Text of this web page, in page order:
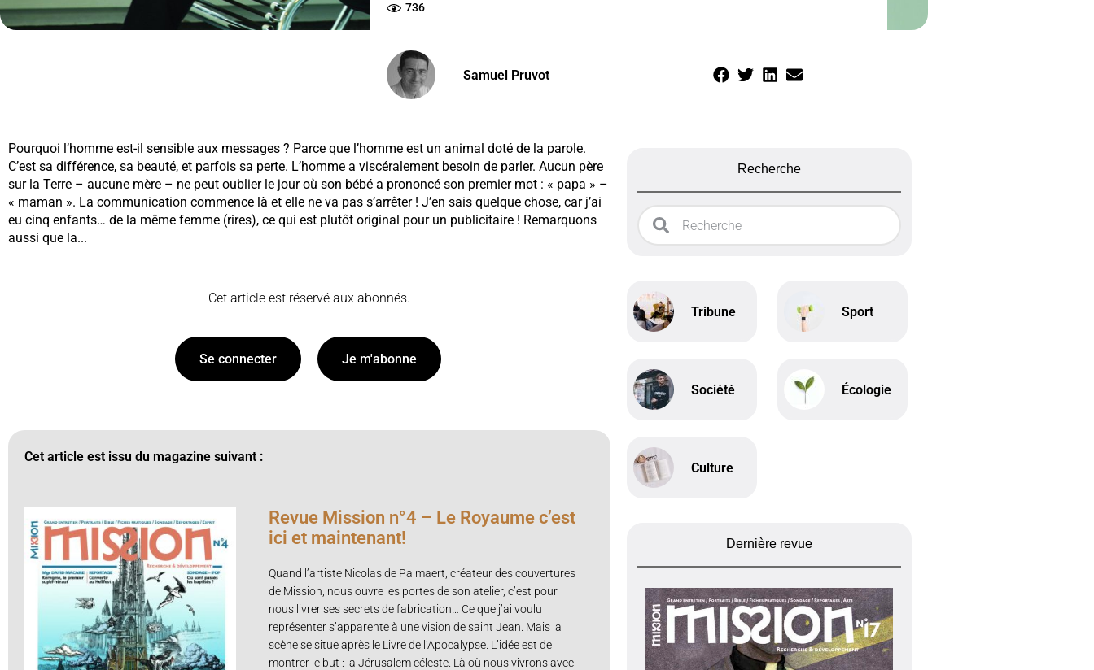
736
Samuel Pruvot
Pourquoi l’homme est-il sensible aux messages ? Parce que l’homme est un animal doté de la parole.
C’est sa différence, sa beauté, et parfois sa perte. L’homme a viscéralement besoin de parler. Aucun père
sur la Terre – aucune mère – ne peut oublier le jour où son bébé a prononcé son premier mot : « papa » –
« maman ». La communication commence là et elle ne va pas s’arrêter ! J’en sais quelque chose, car j’ai
eu cinq enfants… de la même femme (rires), ce qui est plutôt original pour un publicitaire ! Remarquons
aussi que la...
Cet article est réservé aux abonnés.
Se connecter Je m'abonne
Cet article est issu du magazine suivant :
Revue Mission n°4 – Le Royaume c’est
ici et maintenant!
Quand l’artiste Nicolas de Palmaert, créateur des couvertures
de Mission, nous ouvre les portes de son atelier, c’est pour
nous livrer ses secrets de fabrication… Ce que j’ai voulu
représenter s’apparente à une vision de saint Jean. Mais la
scène se situe après le Livre de l’Apocalypse. L’idée est de
montrer le but : la Jérusalem céleste. Là où nous vivrons avec
Recherche
Tribune Sport
Société Écologie
Culture
Dernière revue